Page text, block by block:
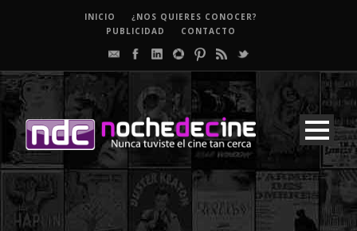
INICIO
¿NOS QUIERES CONOCER?
PUBLICIDAD
CONTACTO